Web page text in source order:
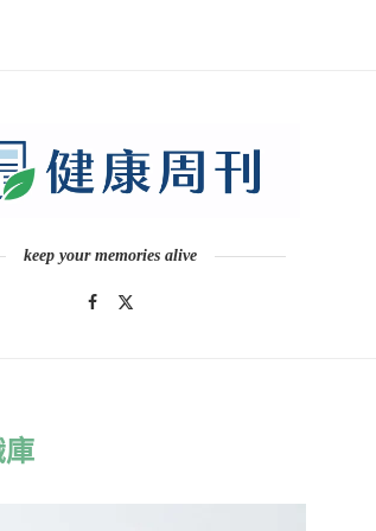
keep your memories alive
庫